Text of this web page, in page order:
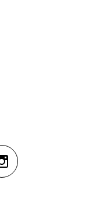
INSTAGRAM